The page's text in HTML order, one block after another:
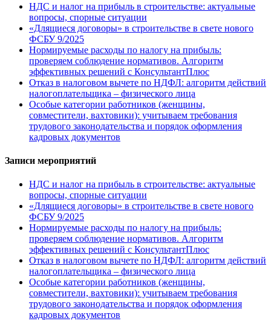
НДС и налог на прибыль в строительстве: актуальные
вопросы, спорные ситуации
«Длящиеся договоры» в строительстве в свете нового
ФСБУ 9/2025
Нормируемые расходы по налогу на прибыль:
проверяем соблюдение нормативов. Алгоритм
эффективных решений с КонсультантПлюс
Отказ в налоговом вычете по НДФЛ: алгоритм действий
налогоплательщика – физического лица
Особые категории работников (женщины,
совместители, вахтовики): учитываем требования
трудового законодательства и порядок оформления
кадровых документов
Записи мероприятий
НДС и налог на прибыль в строительстве: актуальные
вопросы, спорные ситуации
«Длящиеся договоры» в строительстве в свете нового
ФСБУ 9/2025
Нормируемые расходы по налогу на прибыль:
проверяем соблюдение нормативов. Алгоритм
эффективных решений с КонсультантПлюс
Отказ в налоговом вычете по НДФЛ: алгоритм действий
налогоплательщика – физического лица
Особые категории работников (женщины,
совместители, вахтовики): учитываем требования
трудового законодательства и порядок оформления
кадровых документов